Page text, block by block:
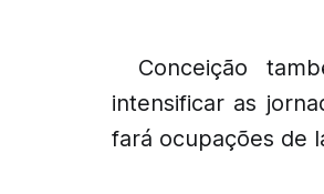
Conceição
intensificar as
fará ocupações de